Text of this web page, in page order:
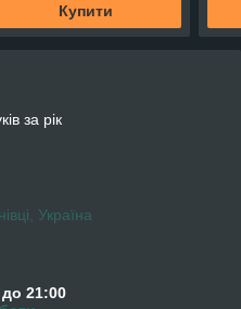
Купити
за рік
Україна
21:00